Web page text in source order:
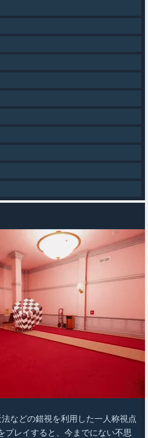
などの錯視を利用した一人称視点
プレイすると、今までにない不思